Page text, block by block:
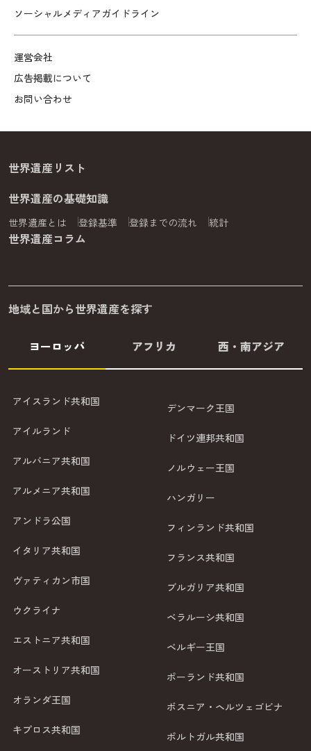
ソーシャルメディアガイドライン
運営会社
広告掲載について
お問い合わせ
世界遺産リスト
世界遺産の基礎知識
世界遺産とは 登録基準 登録までの流れ 統計
世界遺産コラム
地域と国から世界遺産を探す
ヨーロッパ アフリカ 西・南アジア
アイスランド共和国
アイルランド
アルバニア共和国
アルメニア共和国
アンドラ公国
イタリア共和国
ヴァティカン市国
ウクライナ
エストニア共和国
オーストリア共和国
オランダ王国
キプロス共和国
デンマーク王国
ドイツ連邦共和国
ノルウェー王国
ハンガリー
フィンランド共和国
フランス共和国
ブルガリア共和国
ベラルーシ共和国
ベルギー王国
ポーランド共和国
ボスニア・ヘルツェゴビナ
ポルトガル共和国